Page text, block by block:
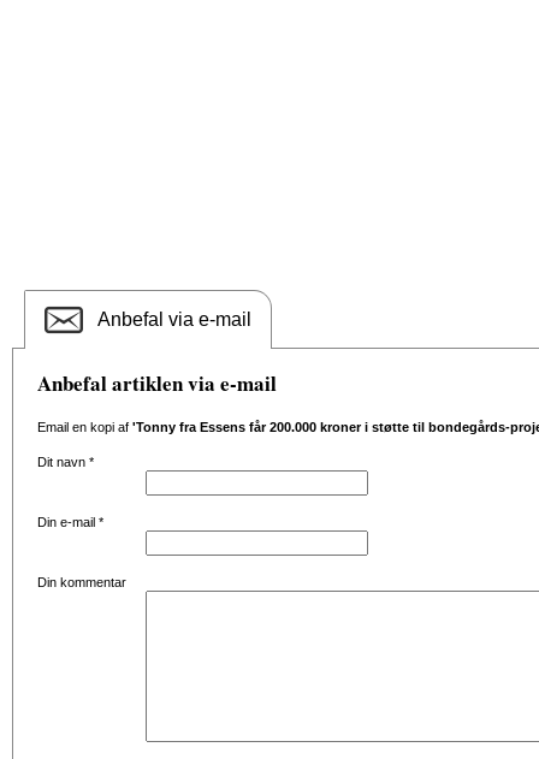
Anbefal via e-mail
Anbefal artiklen via e-mail
Email en kopi af 'Tonny fra Essens får 200.000 kroner i støtte til bondegårds-
Dit navn *
Din e-mail *
Din kommentar